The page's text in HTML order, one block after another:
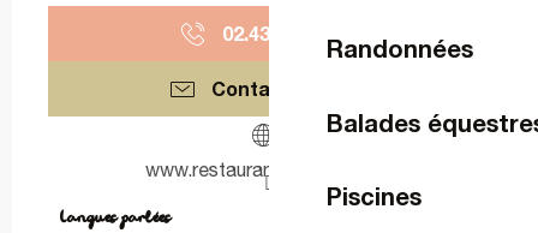
Randonnées
Balades
Piscines
02.43.53.66.
Contactez-nous
www.restaurant-lantiquaire.fr
Langues parlées
Langues parlées